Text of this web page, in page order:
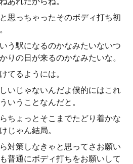
思っちゃったそのボディ打ち初
う駅になるのかなみたいないつ
りの日が来るのかなみたいな。
てるようには。
いじゃないんだよ僕的にはこれ
いうことなんだと。
ちょっとそこまでたどり着かな
じゃん結局。
対策しなきゃと思ってさお願い
普通にボディ打ちをお願いして